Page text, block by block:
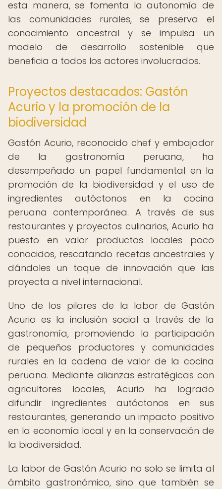
esta manera, se fomenta la autonomía de
las comunidades rurales, se preserva el
conocimiento ancestral y se impulsa un
modelo de desarrollo sostenible que
beneficia a todos los actores involucrados.
Proyectos destacados: Gastón
Acurio y la promoción de la
biodiversidad
Gastón Acurio, reconocido chef y embajador
de la gastronomía peruana, ha
desempeñado un papel fundamental en la
promoción de la biodiversidad y el uso de
ingredientes autóctonos en la cocina
peruana contemporánea. A través de sus
restaurantes y proyectos culinarios, Acurio ha
puesto en valor productos locales poco
conocidos, rescatando recetas ancestrales y
dándoles un toque de innovación que las
proyecta a nivel internacional.
Uno de los pilares de la labor de Gastón
Acurio es la inclusión social a través de la
gastronomía, promoviendo la participación
de pequeños productores y comunidades
rurales en la cadena de valor de la cocina
peruana. Mediante alianzas estratégicas con
agricultores locales, Acurio ha logrado
difundir ingredientes autóctonos en sus
restaurantes, generando un impacto positivo
en la economía local y en la conservación de
la biodiversidad.
La labor de Gastón Acurio no solo se limita al
ámbito gastronómico, sino que también se